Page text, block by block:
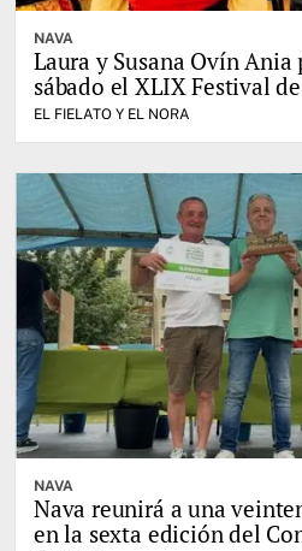
NAVA
Laura y Susana Ovín Ania
sábado el XLIX Festival
EL FIELATO Y EL NORA
NAVA
Nava reunirá a una
en la sexta edición del